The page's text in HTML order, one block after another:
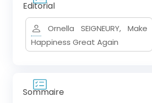
Editorial
Ornella SEIGNEURY, Make
Happiness Great Again
Sommaire